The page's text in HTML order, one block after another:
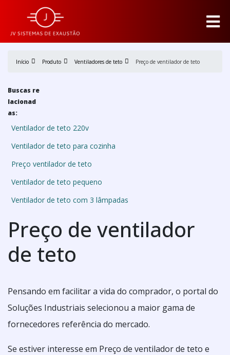
Início Produto Ventiladores de teto Preço de ventilador de teto
Buscas re
lacionad
as:
Ventilador de teto 220v
Ventilador de teto para cozinha
Preço ventilador de teto
Ventilador de teto pequeno
Ventilador de teto com 3 lâmpadas
Preço de ventilador
de teto
Pensando em facilitar a vida do comprador, o portal do
Soluções Industriais selecionou a maior gama de
fornecedores referência do mercado.
Se estiver interesse em Preço de ventilador de teto e